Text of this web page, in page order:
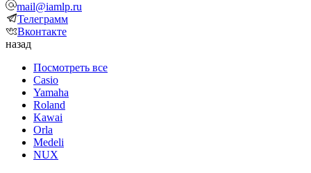
mail@iamlp.ru
Телеграмм
Вконтакте
назад
Посмотреть все
Casio
Yamaha
Roland
Kawai
Orla
Medeli
NUX